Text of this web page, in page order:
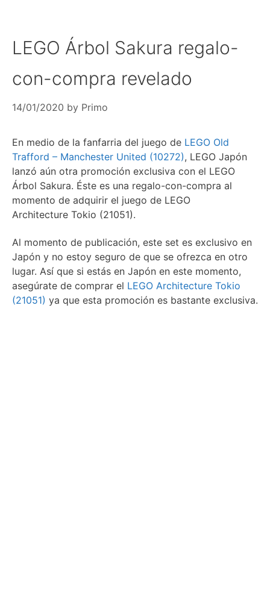
LEGO Árbol Sakura regalo-
con-compra revelado
14/01/2020 by Primo
En medio de la fanfarria del juego de LEGO Old
Trafford – Manchester United (10272), LEGO Japón
lanzó aún otra promoción exclusiva con el LEGO
Árbol Sakura. Éste es una regalo-con-compra al
momento de adquirir el juego de LEGO
Architecture Tokio (21051).
Al momento de publicación, este set es exclusivo en
Japón y no estoy seguro de que se ofrezca en otro
lugar. Así que si estás en Japón en este momento,
asegúrate de comprar el LEGO Architecture Tokio
(21051) ya que esta promoción es bastante exclusiva.